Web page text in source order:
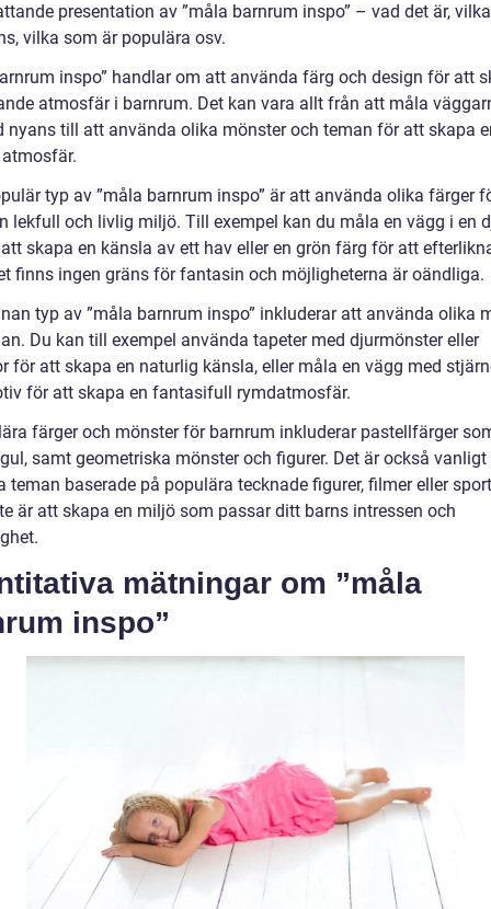
presentation av ”måla barnrum inspo” – vad det är,
vilka som är populära osv.
inspo” handlar om att använda färg och design för att
atmosfär i barnrum. Det kan vara allt från att måla
nyans till att använda olika mönster och teman för att skapa
typ av ”måla barnrum inspo” är att använda olika färger
lekfull och livlig miljö. Till exempel kan du måla en vägg i en
skapa en känsla av ett hav eller en grön färg för att
finns ingen gräns för fantasin och möjligheterna är oändliga.
typ av ”måla barnrum inspo” inkluderar att använda olika
Du kan till exempel använda tapeter med djurmönster eller
för att skapa en naturlig känsla, eller måla en vägg med
för att skapa en fantasifull rymdatmosfär.
färger och mönster för barnrum inkluderar pastellfärger
samt geometriska mönster och figurer. Det är också
teman baserade på populära tecknade figurer, filmer eller
är att skapa en miljö som passar ditt barns intressen och
mätningar om ”måla
inspo”